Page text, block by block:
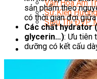
Văn Hóa Ẩm
Sự Kiện
Siêu Thị ĐVP
Chưa có sản
sản phẩm theo
có thời gian đợi
Các chất hydrator
glycerin…): Ưu tiên
dưỡng có kết cấu